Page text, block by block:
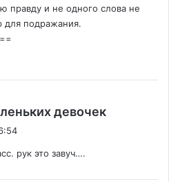
правду и не одного слова не
для подражания.
девочек
рук это завуч….